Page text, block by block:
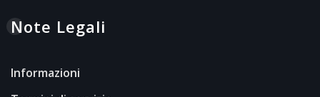
Note Legali
Informazioni